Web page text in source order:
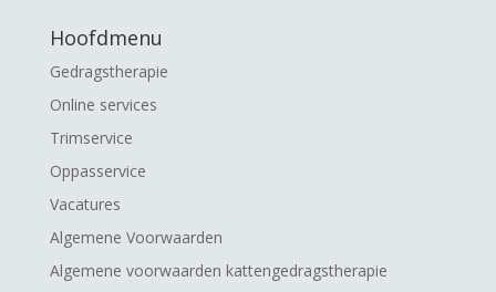
Hoofdmenu
Gedragstherapie
Online services
Trimservice
Oppasservice
Vacatures
Algemene Voorwaarden
Algemene voorwaarden kattengedragstherapie